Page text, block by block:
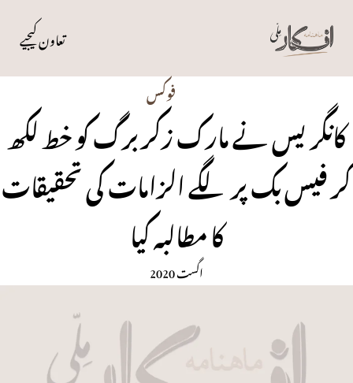
تعاون کیجیے
فوکس
کانگریس نے مارک زکربرگ کو خط لکھ
کر فیس بک پر لگے الزامات کی تحقیقات
کا مطالبہ کیا
اگست 2020